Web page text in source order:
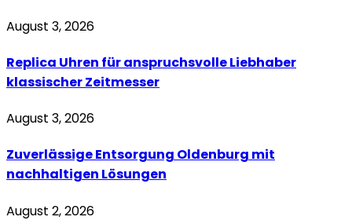
August 3, 2026
Replica Uhren für anspruchsvolle Liebhaber
klassischer Zeitmesser
August 3, 2026
Zuverlässige Entsorgung Oldenburg mit
nachhaltigen Lösungen
August 2, 2026